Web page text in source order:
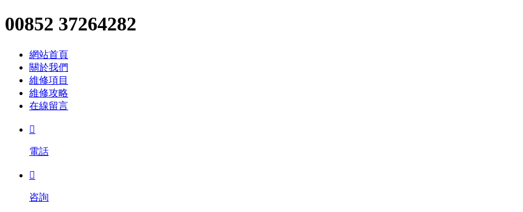
00852 37264282
網站首頁
關於我們
維修項目
維修攻略
在線留言

電話

咨詢